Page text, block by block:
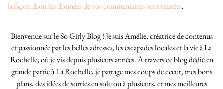
la façon dont les données de vos commentaires sont traitées.
Bienvenue sur le So Girly Blog ! Je suis Amélie, créatrice de contenus
et passionnée par les belles adresses, les escapades locales et la vie à La
Rochelle, où je vis depuis plusieurs années. À travers ce blog dédié en
grande partie à La Rochelle, je partage mes coups de cœur, mes bons
plans, des idées de sorties en solo ou à plusieurs, et mes meilleures